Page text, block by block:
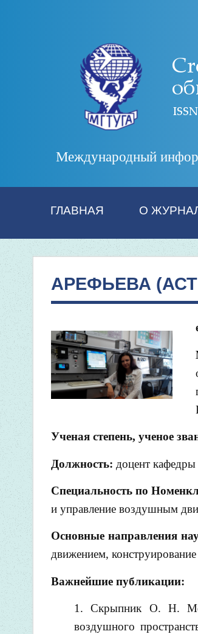
Международный
ГЛАВНАЯ О
АРЕФЬЕВА
Ученая степень, ученое
Должность: доцент
Специальность по
и управление воздушным
Основные направления
движением, конструирование
Важнейшие публикации:
Скрыпник О. Н.
воздушного